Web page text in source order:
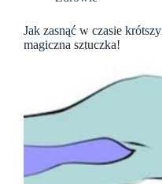
Jak zasnąć w czasie
magiczna sztuczka!